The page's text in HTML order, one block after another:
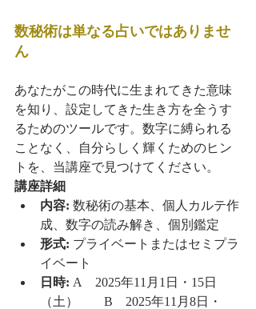
数秘術は単なる占いではありませ
ん
あなたがこの時代に生まれてきた意味
を知り、設定してきた生き方を全うす
るためのツールです。数字に縛られる
ことなく、自分らしく輝くためのヒン
トを、当講座で見つけてください。
講座詳細
内容: 数秘術の基本、個人カルテ作
成、数字の読み解き、個別鑑定
形式: プライベートまたはセミプラ
イベート
日時: A    2025年11月1日・15日
（土）　　B　2025年11月8日・